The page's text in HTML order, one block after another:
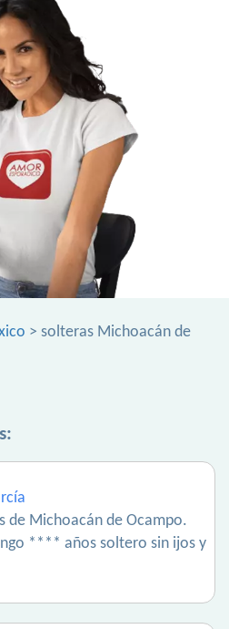
> solteras Michoacán de
de Michoacán de Ocampo.
**** años soltero sin ijos y